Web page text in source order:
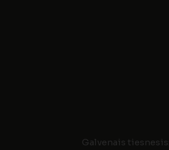
Galvenais tiesnesis: